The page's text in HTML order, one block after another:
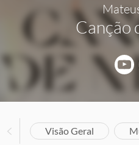
Canção
Visão Geral